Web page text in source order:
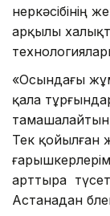
өнеркәсібінің
арқылы
«Осындағы
қала
тамашалайтын
Тек қойылған
арттыра
Астанадан